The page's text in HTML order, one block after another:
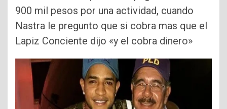
900 mil pesos por una actividad, cuando
Nastra le pregunto que si cobra mas que el
Lapiz Conciente dijo «y el cobra dinero»